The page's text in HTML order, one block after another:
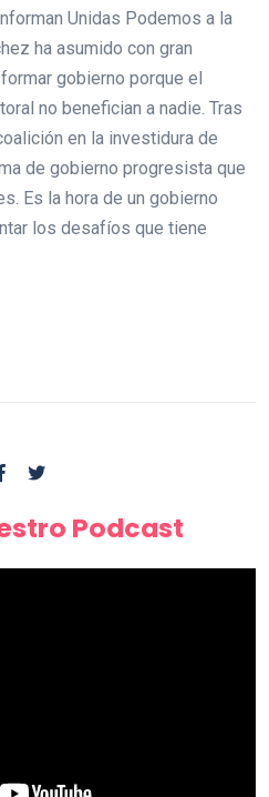
Unidas Podemos a la
ha asumido con gran
gobierno porque el
no benefician a nadie. Tras
en la investidura de
de gobierno progresista que
Es la hora de un gobierno
los desafíos que tiene
Podcast